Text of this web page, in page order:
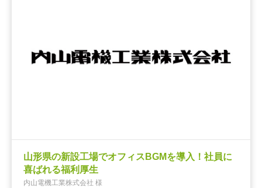
山形県の新設工場でオフィスBGMを導入！社員に
喜ばれる福利厚生
内山電機工業株式会社 様